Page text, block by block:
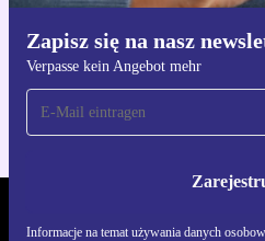
Zapisz się na nasz
Verpasse kein Angebot mehr
Informacje na temat używania danych
Pobierz
Dla iOS i